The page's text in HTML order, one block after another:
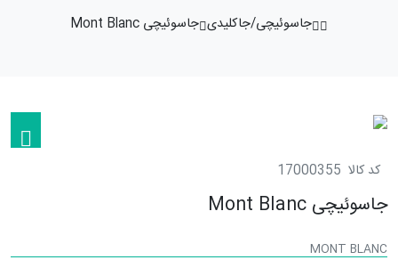
جاسوئیچی/جاکلیدی جاسوئیچی Mont Blanc
کد کالا 17000355
جاسوئیچی Mont Blanc
MONT BLANC